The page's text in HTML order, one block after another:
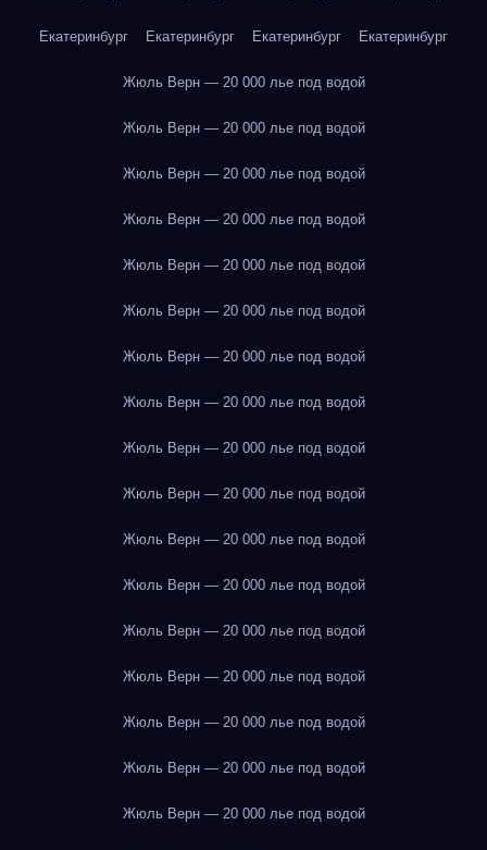
Екатеринбург Екатеринбург Екатеринбург Екатеринбург
Жюль Верн — 20 000 лье под водой
Жюль Верн — 20 000 лье под водой
Жюль Верн — 20 000 лье под водой
Жюль Верн — 20 000 лье под водой
Жюль Верн — 20 000 лье под водой
Жюль Верн — 20 000 лье под водой
Жюль Верн — 20 000 лье под водой
Жюль Верн — 20 000 лье под водой
Жюль Верн — 20 000 лье под водой
Жюль Верн — 20 000 лье под водой
Жюль Верн — 20 000 лье под водой
Жюль Верн — 20 000 лье под водой
Жюль Верн — 20 000 лье под водой
Жюль Верн — 20 000 лье под водой
Жюль Верн — 20 000 лье под водой
Жюль Верн — 20 000 лье под водой
Жюль Верн — 20 000 лье под водой